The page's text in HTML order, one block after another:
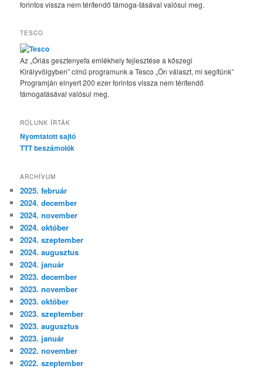
forintos vissza nem térítendő támoga-tásával valósul meg.
TESCO
Az „Óriás gesztenyefa emlékhely fejlesztése a kőszegi
Királyvölgyben” című programunk a Tesco „Ön választ, mi segítünk”
Programján elnyert 200 ezer forintos vissza nem térítendő
támogatásával valósul meg.
RÓLUNK ÍRTÁK
Nyomtatott sajtó
TTT beszámolók
ARCHÍVUM
2025. február
2024. december
2024. november
2024. október
2024. szeptember
2024. augusztus
2024. január
2023. december
2023. november
2023. október
2023. szeptember
2023. augusztus
2023. január
2022. november
2022. szeptember